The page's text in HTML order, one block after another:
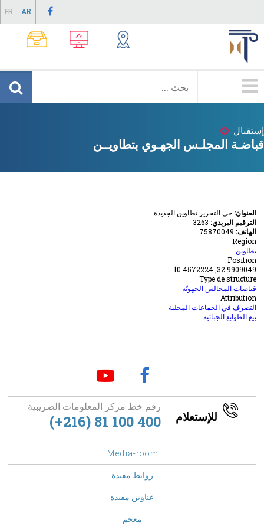
content
FR AR
Principale
Breadcrumb
إستقبال
قباضـة المجلـس الجهـوي بتطاويــن
العنوان:حي التحرير تطاوين الجديدة
الترقيم البريدي: 3263
الهاتف: 75870049
Region
تطاوين
Position
32.9909049, 10.4572224
Type de structure
قباضات المجالس الجهويّة
Attribution
التصرف في الجماعات المحلية
بيع الطوابع الجبائية
للإستعلام
رقم خط مركز المعلومات الضريبية
(+216) 81 100 400
Media-room
روابط مفيدة
عناوين مفيدة
معجم